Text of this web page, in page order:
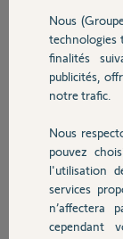
Sécurité
Domotique
Chauffage
Autres
Nous
technologies
finalités
publicités,
notre trafic.
Nous
pouvez
l'utilisation
services
n’affectera
cependant